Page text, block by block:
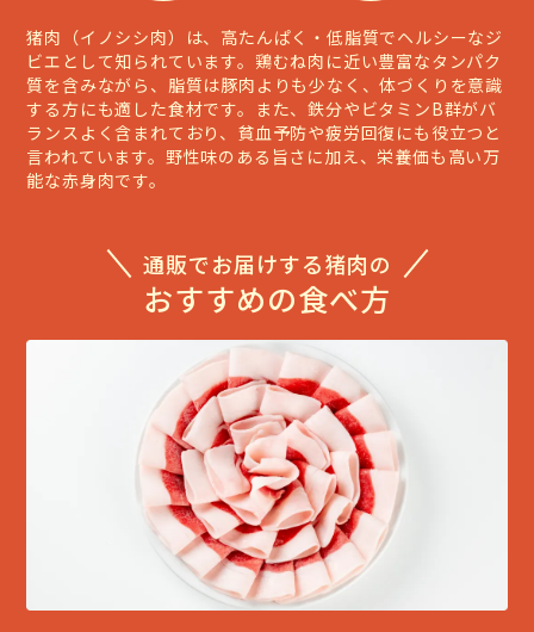
猪肉（イノシシ肉）は、高たんぱく・低脂質でヘルシーなジ
ビエとして知られています。鶏むね肉に近い豊富なタンパク
質を含みながら、脂質は豚肉よりも少なく、体づくりを意識
する方にも適した食材です。また、鉄分やビタミンB群がバ
ランスよく含まれており、貧血予防や疲労回復にも役立つと
言われています。野性味のある旨さに加え、栄養価も高い万
能な赤身肉です。
通販でお届けする猪肉の
おすすめの食べ方